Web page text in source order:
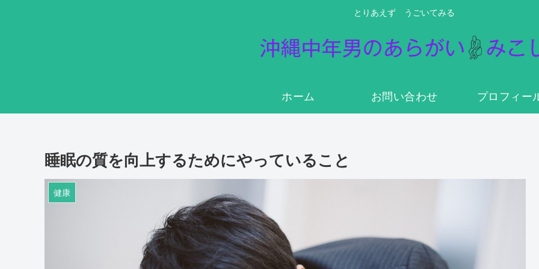
とりあえず うごいてみる
ホーム お問い合わせ プロフィー
睡眠の質を向上するためにやっていること
健康